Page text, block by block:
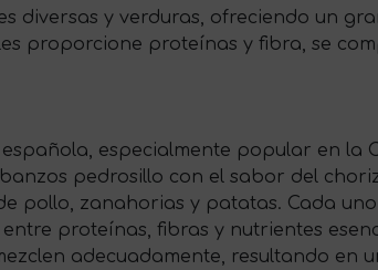
diversas y verduras, ofreciendo un
proporcione proteínas y fibra, se
especialmente popular en la
pedrosillo con el sabor del
pollo, zanahorias y patatas. Cada
proteínas, fibras y nutrientes
adecuadamente, resultando en